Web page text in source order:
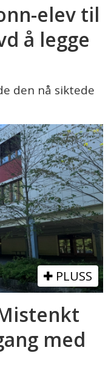
elev til
å legge
den nå siktede
PLUSS
med